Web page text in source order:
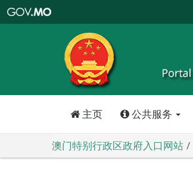
特
政
区
政
口
主页 公共服务
澳门特别行政区政府入口网站